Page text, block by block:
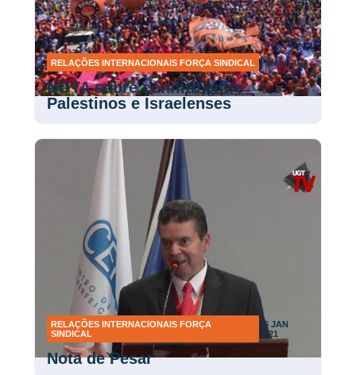
RELAÇÕES INTERNACIONAIS FORÇA SINDICAL 17 MAI 2021
NOTA sobre conflito entre
Palestinos e Israelenses
RELAÇÕES INTERNACIONAIS FORÇA
SINDICAL
26 JAN
2021
Nota de Pesar